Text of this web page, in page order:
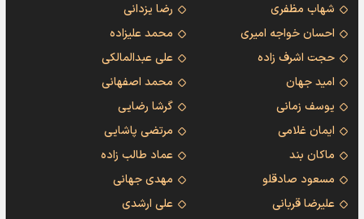
شهاب مظفری
رضا یزدانی
احسان خواجه امیری
محمد علیزاده
حجت اشرف زاده
علی عبدالمالکی
امید جهان
محمد اصفهانی
یوسف زمانی
گرشا رضایی
ایمان غلامی
مرتضی پاشایی
ماکان بند
عماد طالب زاده
مسعود صادقلو
مهدی جهانی
علیرضا قربانی
علی ارشدی